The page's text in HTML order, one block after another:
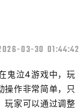
03-30 01:44:42
鬼泣4游戏中，玩
操作非常简单，只
玩家可以通过调整